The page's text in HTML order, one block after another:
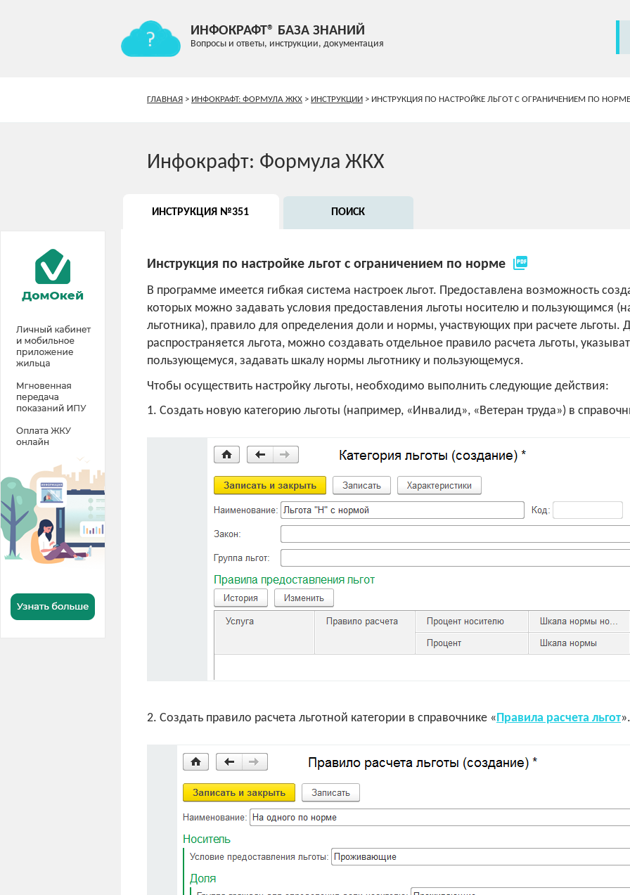
ИНФОКРАФТ® БАЗА ЗНАНИЙ
Вопросы и ответы, инструкции, документация
ГЛАВНАЯ > ИНФОКРАФТ: ФОРМУЛА ЖКХ > ИНСТРУКЦИИ > ИНСТРУКЦИЯ ПО НАСТРОЙКЕ ЛЬГОТ С ОГРАНИЧЕНИЕМ ПО
Инфокрафт: Формула ЖКХ
ИНСТРУКЦИЯ №351 ПОИСК
Инструкция по настройке льгот с ограничением по норме picture_as_pdf
В программе имеется гибкая система настроек льгот. Предоставлена возможность
которых можно задавать условия предоставления льготы носителю и пользующимся
льготника), правило для определения доли и нормы, участвующих при расчете льготы.
распространяется льгота, можно создавать отдельное правило расчета льготы,
пользующемуся, задавать шкалу нормы льготнику и пользующемуся.
Чтобы осуществить настройку льготы, необходимо выполнить следующие действия:
1. Создать новую категорию льготы (например, «Инвалид», «Ветеран труда») в
2. Создать правило расчета льготной категории в справочнике «Правила расчета льгот